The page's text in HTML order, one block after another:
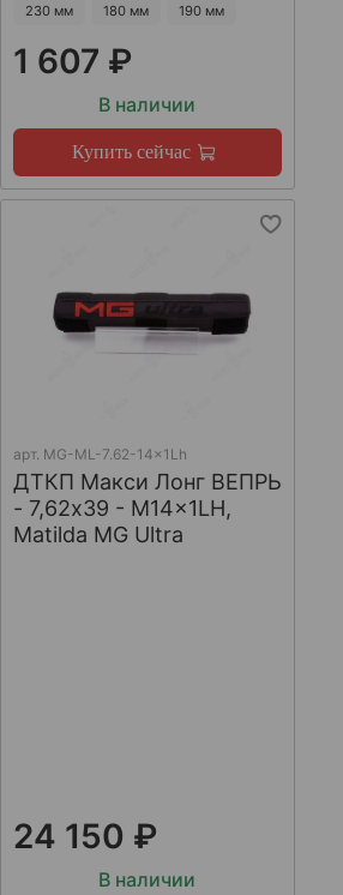
230 мм 180 мм 190 мм
1 607 ₽
В наличии
Купить сейчас
арт. MG-ML-7.62-14x1Lh
ДТКП Макси Лонг ВЕПРЬ
- 7,62x39 - M14x1LH,
Matilda MG Ultra
24 150 ₽
В наличии